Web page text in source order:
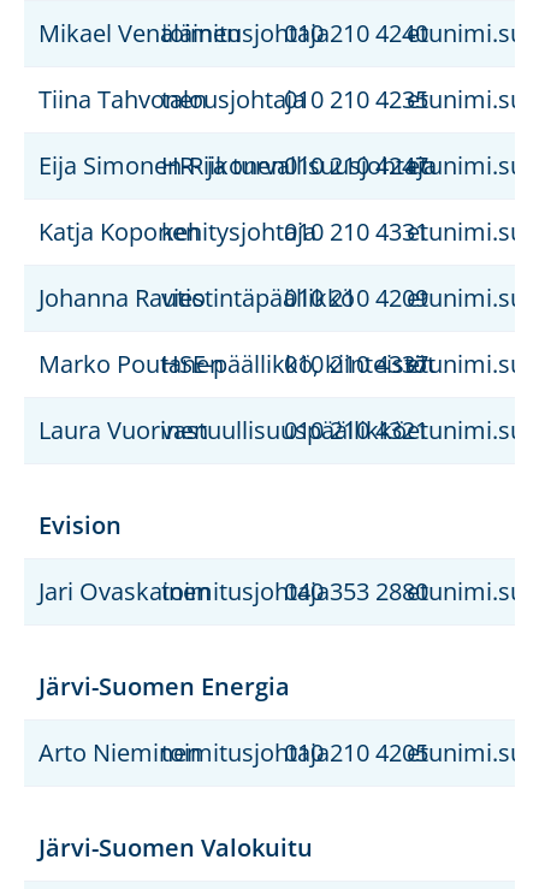
Mikael Venäläinentoimitusjohtaja010 210 4240
Tiina Tahvonentalousjohtaja010 210 4235
Eija Simonen-RiikonenHR- ja turvallisuusjohtaja
010 210 4247
Katja Koponenkehitysjohtaja010 210 4331
Johanna Rautioviestintäpäällikkö010 210 4209
Marko PoutanenHSE-päällikkö, kiinteistöt
010 210 4337
Laura Vuorinenvastuullisuuspäällikkö
010 210 4321
Evision
Jari Ovaskainentoimitusjohtaja040 353 2880
Järvi-Suomen Energia
Arto Nieminentoimitusjohtaja010 210 4205
Järvi-Suomen Valokuitu